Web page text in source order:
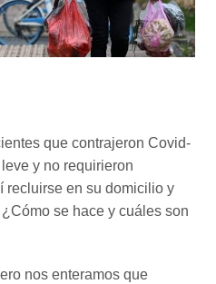
que contrajeron Covid-
y no requirieron
recluirse en su domicilio y
se hace y cuáles son
nos enteramos que